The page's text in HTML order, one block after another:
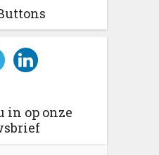
in op onze